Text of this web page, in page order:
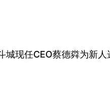
城现任CEO蔡德粦为新